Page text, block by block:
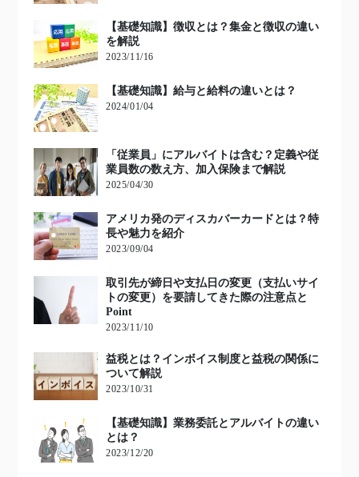
【基礎知識】徴収とは？集金と徴収の違い
を解説
2023/11/16
【基礎知識】給与と給料の違いとは？
2024/01/04
「従業員」にアルバイトは含む？定義や従
業員数の数え方、加入保険まで解説
2025/04/30
アメリカ発のディスカバーカードとは？特
長や魅力を紹介
2023/09/04
取引先が締日や支払日の変更（支払いサイ
トの変更）を要請してきた際の注意点と
Point
2023/11/10
益税とは？インボイス制度と益税の関係に
ついて解説
2023/10/31
【基礎知識】業務委託とアルバイトの違い
とは？
2023/12/20